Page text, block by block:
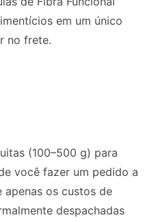
em um único
no frete.
(100–500 g) para
você fazer um pedido a
os custos de
despachadas